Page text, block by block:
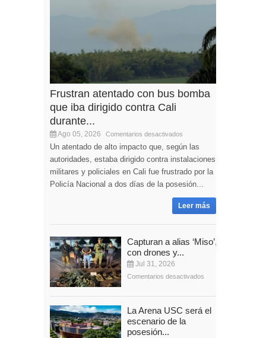
Frustran atentado con bus bomba
que iba dirigido contra Cali
durante...
Ago 05, 2026 Comentarios desactivados
Un atentado de alto impacto que, según las
autoridades, estaba dirigido contra instalaciones
militares y policiales en Cali fue frustrado por la
Policía Nacional a dos días de la posesión...
Leer más
Capturan a alias ‘Miso’,
con drones y...
Jul 31, 2026
Comentarios desactivados
La Arena USC será el
escenario de la
posesión...